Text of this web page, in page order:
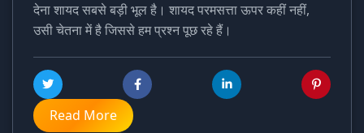
देना शायद सबसे बड़ी भूल है। शायद परमसत्ता ऊपर कहीं नहीं,
उसी चेतना में है जिससे हम प्रश्न पूछ रहे हैं।
Read More